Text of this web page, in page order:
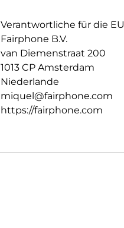
Verantwortliche für die EU
Fairphone B.V.
van Diemenstraat 200
1013 CP Amsterdam
Niederlande
miquel@fairphone.com
https://fairphone.com